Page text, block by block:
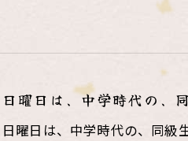
日曜日は、中学時代の、
日曜日は、中学時代の、同級